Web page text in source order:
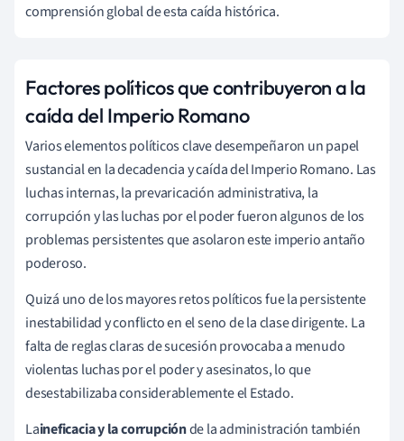
comprensión global de esta caída histórica.
Factores políticos que contribuyeron a la
caída del Imperio Romano
Varios elementos políticos clave desempeñaron un papel
sustancial en la decadencia y caída del Imperio Romano. Las
luchas internas, la prevaricación administrativa, la
corrupción y las luchas por el poder fueron algunos de los
problemas persistentes que asolaron este imperio antaño
poderoso.
Quizá uno de los mayores retos políticos fue la persistente
inestabilidad y conflicto en el seno de la clase dirigente. La
falta de reglas claras de sucesión provocaba a menudo
violentas luchas por el poder y asesinatos, lo que
desestabilizaba considerablemente el Estado.
Laineficacia y la corrupciónde la administración también